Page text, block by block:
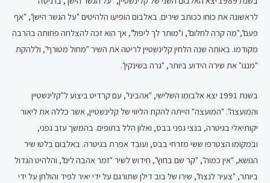
לראשונה את כוחו ככותב שירים. באלבום הופיעו הלהיטים "על הגשר הישן", "אף
פעם","מה קרה לחלום", ו"מותר לך ליפול", אך הוא זכה להצלחה פחותה בהרבה
מקודמו. באותה שנה הלחין קלינשטיין לריטה את השיר "מחול מטורף", וללהקת
"מנגו" את שירה הידוע ביותר, "גרה בשינקין".
בשנת 1991 יצא אלבומו השלישי, "אהביני", עם קרדיט ביצוע ל"קלינשטיין
והמועצה". "המועצה" הייתה להקת הליווי של קלינשטיין, אשר כללה את ליאור
יקותיאלי בגיטרה, בנצי גפני בבס, ואלון הלל בתופים. בהמשך עזב גפני,
ובמקומו הצטרפו ששי מזרחי בבס, ועובד אפרת בגיטרה. באלבום בלטו שיר
הנושא, "אין כמוה", "קר שם בחוץ", חידוש לשיר "זמר אהבה לים", והלהיט הגדול
ביותר, "צעיר לנצח", שירו של בוב דילן שתורגם על ידי יאיר לפיד והולחן על ידי